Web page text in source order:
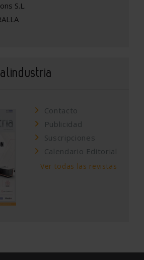
S.L.
Contacto
Publicidad
Suscripciones
Calendario Editorial
Ver todas las revistas